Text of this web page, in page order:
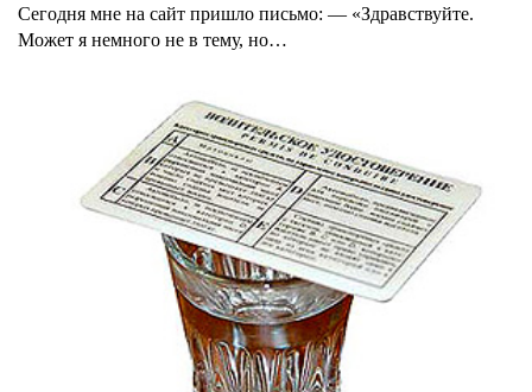
Сегодня мне на сайт пришло письмо: — «Здравствуйте.
Может я немного не в тему, но…